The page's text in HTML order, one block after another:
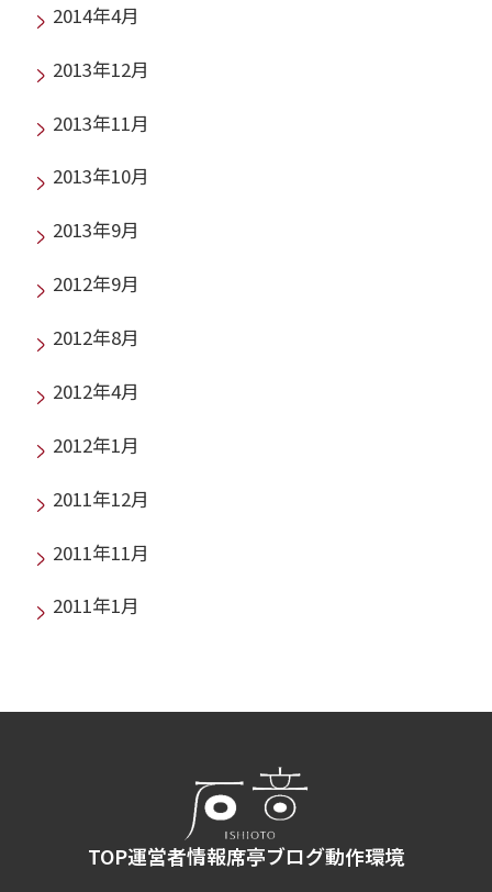
2014年4月
2013年12月
2013年11月
2013年10月
2013年9月
2012年9月
2012年8月
2012年4月
2012年1月
2011年12月
2011年11月
2011年1月
TOP運営者情報席亭ブログ動作環境